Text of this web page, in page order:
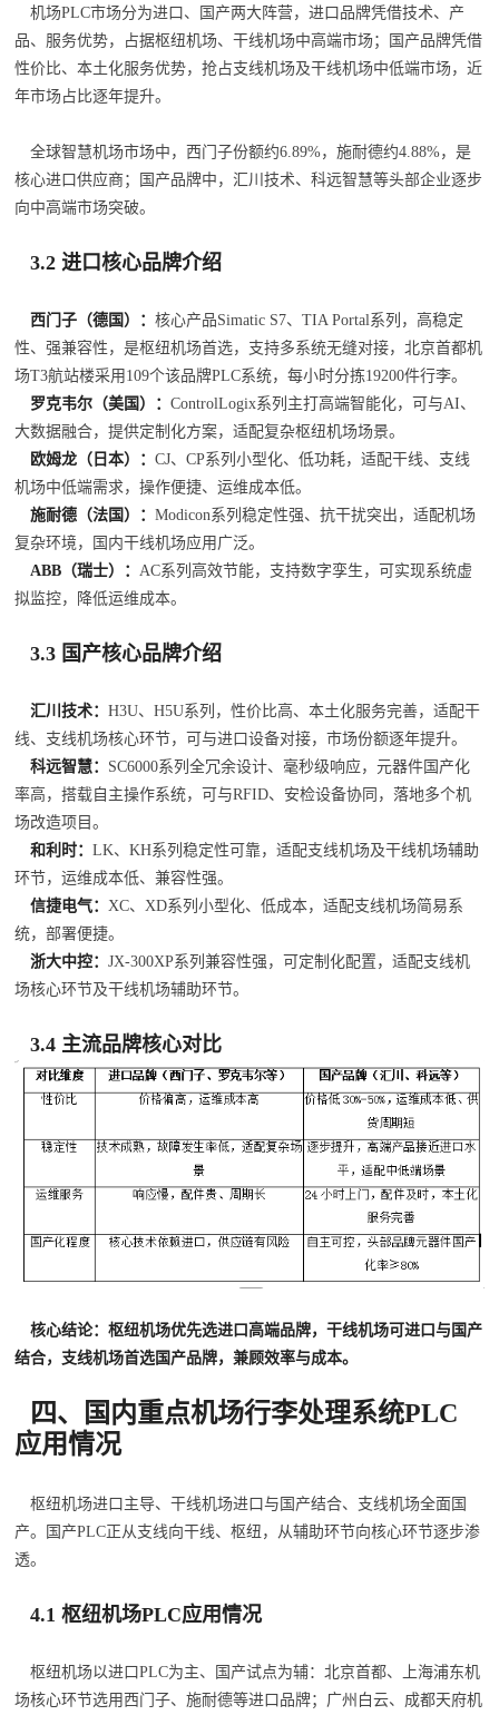
机场PLC市场分为进口、国产两大阵营，进口品牌凭借技术、产
品、服务优势，占据枢纽机场、干线机场中高端市场；国产品牌凭借
性价比、本土化服务优势，抢占支线机场及干线机场中低端市场，近
年市场占比逐年提升。
全球智慧机场市场中，西门子份额约6.89%，施耐德约4.88%，是
核心进口供应商；国产品牌中，汇川技术、科远智慧等头部企业逐步
向中高端市场突破。
3.2 进口核心品牌介绍
西门子（德国）：核心产品Simatic S7、TIA Portal系列，高稳定
性、强兼容性，是枢纽机场首选，支持多系统无缝对接，北京首都机
场T3航站楼采用109个该品牌PLC系统，每小时分拣19200件行李。
罗克韦尔（美国）：ControlLogix系列主打高端智能化，可与AI、
大数据融合，提供定制化方案，适配复杂枢纽机场场景。
欧姆龙（日本）：CJ、CP系列小型化、低功耗，适配干线、支线
机场中低端需求，操作便捷、运维成本低。
施耐德（法国）：Modicon系列稳定性强、抗干扰突出，适配机场
复杂环境，国内干线机场应用广泛。
ABB（瑞士）： AC系列高效节能，支持数字孪生，可实现系统虚
拟监控，降低运维成本。
3.3 国产核心品牌介绍
汇川技术：H3U、H5U系列，性价比高、本土化服务完善，适配干
线、支线机场核心环节，可与进口设备对接，市场份额逐年提升。
科远智慧： SC6000系列全冗余设计、毫秒级响应，元器件国产化
率高，搭载自主操作系统，可与RFID、安检设备协同，落地多个机
场改造项目。
和利时：LK、KH系列稳定性可靠，适配支线机场及干线机场辅助
环节，运维成本低、兼容性强。
信捷电气： XC、XD系列小型化、低成本，适配支线机场简易系
统，部署便捷。
浙大中控：JX-300XP系列兼容性强，可定制化配置，适配支线机
场核心环节及干线机场辅助环节。
3.4 主流品牌核心对比
核心结论：枢纽机场优先选进口高端品牌，干线机场可进口与国产
结合，支线机场首选国产品牌，兼顾效率与成本。
四、国内重点机场行李处理系统PLC
应用情况
枢纽机场进口主导、干线机场进口与国产结合、支线机场全面国
产。国产PLC正从支线向干线、枢纽，从辅助环节向核心环节逐步渗
透。
4.1 枢纽机场PLC应用情况
枢纽机场以进口PLC为主、国产试点为辅：北京首都、上海浦东机
场核心环节选用西门子、施耐德等进口品牌；广州白云、成都天府机